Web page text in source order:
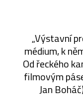
„Výstavní
médium, k
Od řeckého
filmovým
Jan